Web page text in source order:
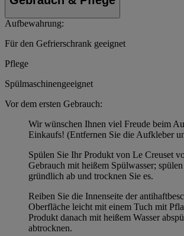
Aufbewahrung:
Für den Gefrierschrank geeignet
Pflege
Spülmaschinengeeignet
Vor dem ersten Gebrauch:
Wir wünschen Ihnen viel Freude beim
Einkaufs! (Entfernen Sie die Aufkleber
Spülen Sie Ihr Produkt von Le Creuset
Gebrauch mit heißem Spülwasser;
gründlich ab und trocknen Sie es.
Reiben Sie die Innenseite der
Oberfläche leicht mit einem Tuch mit
Produkt danach mit heißem Wasser
abtrocknen.